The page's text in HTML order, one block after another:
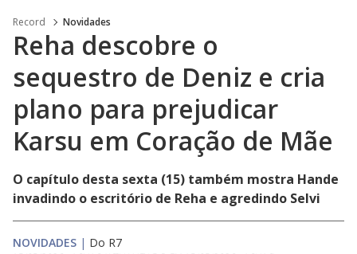
Record Novidades
Reha descobre o
sequestro de Deniz e cria
plano para prejudicar
Karsu em Coração de Mãe
O capítulo desta sexta (15) também mostra Hande
invadindo o escritório de Reha e agredindo Selvi
NOVIDADES | Do R7